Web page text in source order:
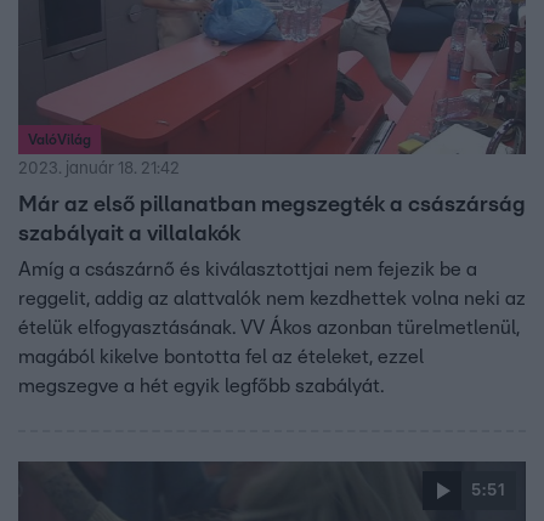
ValóVilág
2023. január 18. 21:42
Már az első pillanatban megszegték a császárság
szabályait a villalakók
Amíg a császárnő és kiválasztottjai nem fejezik be a
reggelit, addig az alattvalók nem kezdhettek volna neki az
ételük elfogyasztásának. VV Ákos azonban türelmetlenül,
magából kikelve bontotta fel az ételeket, ezzel
megszegve a hét egyik legfőbb szabályát.
5:51